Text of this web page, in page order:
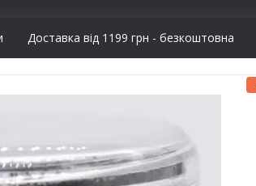
Доставка від 1199 грн - безкоштовна